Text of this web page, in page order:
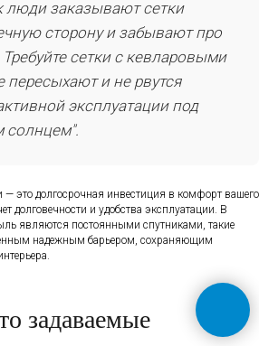
люди заказывают сетки
сторону и забывают про
сетки с кевларовыми
и не рвутся
эксплуатации под
это долгосрочная инвестиция в комфорт вашего
долговечности и удобства эксплуатации. В
являются постоянными спутниками, такие
надежным барьером, сохраняющим
задаваемые